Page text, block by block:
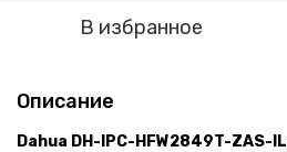
В избранное
Описание
Dahua DH-IPC-HFW2849T-ZAS-IL